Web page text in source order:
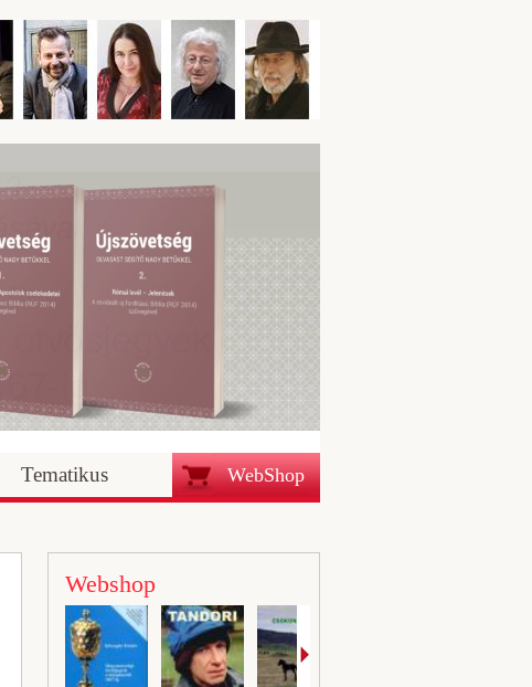
WebShop
Tematikus
Webshop